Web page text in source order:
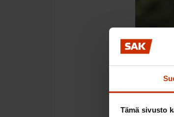
Tämä sivusto